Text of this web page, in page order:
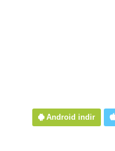
Android indir